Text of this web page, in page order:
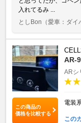
入れてるみ ...
としBon （愛車：ダイ
この商品の
価格を比較する
AR-
ARシ
電装
この